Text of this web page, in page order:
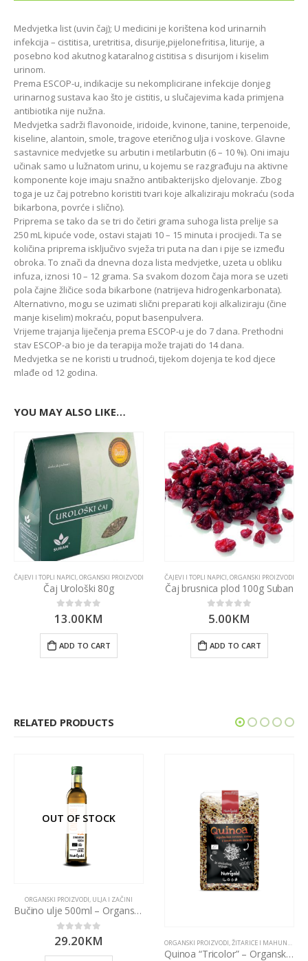
Medvjetka list (uvin čaj); U medicini je korištena kod urinarnih
infekcija – cistitisa, uretritisa, disurije,pijelonefritisa, liturije, a
posebno kod akutnog kataralnog cistitisa s disurijom i kiselim
urinom.
Prema ESCOP-u, indikacije su nekomplicirane infekcije donjeg
urinarnog sustava kao što je cistitis, u slučajevima kada primjena
antibiotika nije nužna.
Medvjetka sadrži flavonoide, iridoide, kvinone, tanine, terpenoide,
kiseline, alantoin, smole, tragove eteričnog ulja i voskove. Glavne
sastavnice medvjetke su arbutin i metilarbutin (6 – 10 %). Oni imaju
učinak samo u lužnatom urinu, u kojemu se razgrađuju na aktivne
komponente koje imaju snažno antibakterijsko djelovanje. Zbog
toga je uz čaj potrebno koristiti tvari koje alkaliziraju mokraću (soda
bikarbona, povrće i slično).
Priprema se tako da se tri do četiri grama suhoga lista prelije sa
250 mL kipuće vode, ostavi stajati 10 – 15 minuta i procijedi. Ta se
količina priprema isključivo svježa tri puta na dan i pije se između
obroka. To znači da dnevna doza lista medvjetke, uzeta u obliku
infuza, iznosi 10 – 12 grama. Sa svakom dozom čaja mora se uzeti
pola čajne žličice soda bikarbone (natrijeva hidrogenkarbonata).
Alternativno, mogu se uzimati slični preparati koji alkaliziraju (čine
manje kiselim) mokraću, poput basenpulvera.
Vrijeme trajanja liječenja prema ESCOP-u je do 7 dana. Prethodni
stav ESCOP-a bio je da terapija može trajati do 14 dana.
Medvjetka se ne koristi u trudnoći, tijekom dojenja te kod djece
mlađe od 12 godina.
YOU MAY ALSO LIKE…
ČAJEVI I TOPLI NAPICI,ORGANSKI PROIZVODI
Čaj Urološki 80g
0 out of 5
13.00KM
ADD TO CART
ČAJEVI I TOPLI NAPICI,ORGANSKI PROIZVODI
Čaj brusnica plod 100g Suban
0out of 5
5.00KM
ADD TO CART
RELATED PRODUCTS
OUT OF STOCK
ORGANSKI PROIZVODI, ULJA I ZAČINI
Bučino ulje 500ml – Organsko hladno prešano
0out of 5
29.20KM ORGANSKI PROIZVODI,ŽITARICE I MAHUNARKE
Quinoa “Tricolor” – Organska 500g Nutrigold